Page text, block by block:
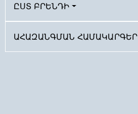
ԸՍՏ ԲՐԵՆԴԻ
ԱՀԱԶԱՆԳՄԱՆ ՀԱՄԱԿԱՐԳԵՐ